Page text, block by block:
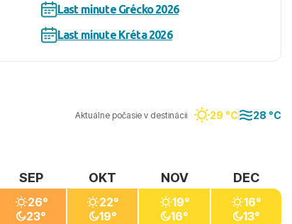
Last minute Grécko 2026
Last minute Kréta 2026
Aktuálne počasie v destinácii 29 °C 28 °C
SEP
26°
23°
OKT
22°
19°
NOV
19°
16°
DEC
16°
13°